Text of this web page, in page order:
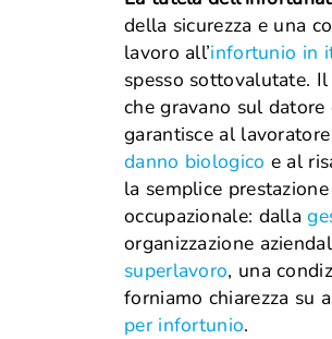
della sicurezza e una
lavoro all’infortunio in
spesso sottovalutate.
che gravano sul
garantisce al
danno biologico e al
la semplice
occupazionale: dalla
organizzazione
superlavoro, una
forniamo chiarezza su
per infortunio.